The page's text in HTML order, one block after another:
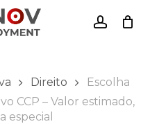
account
Close
Direito
Escolha
CCP – Valor estimado,
especial